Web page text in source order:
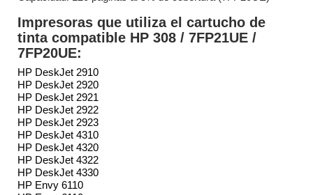
Impresoras que utiliza el cartucho de
tinta compatible HP 308 / 7FP21UE /
7FP20UE:
HP DeskJet 2910
HP DeskJet 2920
HP DeskJet 2921
HP DeskJet 2922
HP DeskJet 2923
HP DeskJet 4310
HP DeskJet 4320
HP DeskJet 4322
HP DeskJet 4330
HP Envy 6110